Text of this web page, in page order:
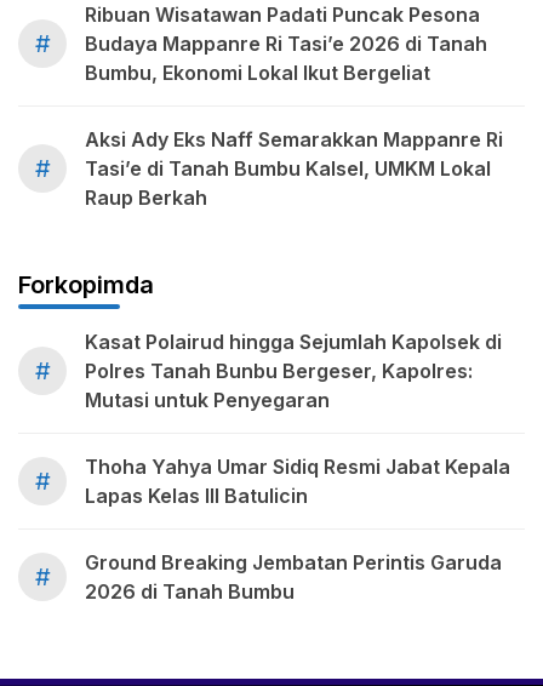
#
Ribuan Wisatawan Padati Puncak Pesona
Budaya Mappanre Ri Tasi’e 2026 di Tanah
Bumbu, Ekonomi Lokal Ikut Bergeliat
#
Aksi Ady Eks Naff Semarakkan Mappanre Ri
Tasi’e di Tanah Bumbu Kalsel, UMKM Lokal
Raup Berkah
Forkopimda
#
Kasat Polairud hingga Sejumlah Kapolsek di
Polres Tanah Bunbu Bergeser, Kapolres:
Mutasi untuk Penyegaran
#
Thoha Yahya Umar Sidiq Resmi Jabat Kepala
Lapas Kelas III Batulicin
#
Ground Breaking Jembatan Perintis Garuda
2026 di Tanah Bumbu